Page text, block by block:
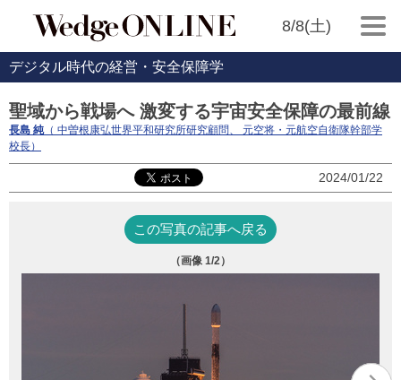
8/8(土)
デジタル時代の経営・安全保障学
聖域から戦場へ 激変する宇宙安全保障の最前線
長島 純（ 中曽根康弘世界平和研究所研究顧問、 元空将・元航空自衛隊幹部学
校長）
2024/01/22
この写真の記事へ戻る
（画像 1/2）